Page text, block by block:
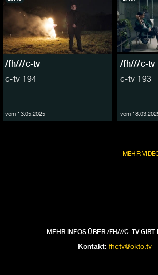
/fh///c-tv
c-tv 194
vom 13.05.2025
/fh///c-tv
c-tv 193
vom
MEHR
MEHR INFOS ÜBER /FH///C-TV GIBT
Kontakt: fhctv@okto.tv